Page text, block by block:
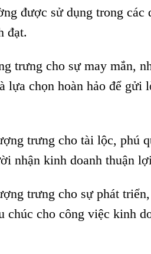
được sử dụng trong
đạt.
trưng cho sự may mắn,
lựa chọn hoàn hảo để gửi
trưng cho tài lộc, phú
nhận kinh doanh thuận
trưng cho sự phát
chúc cho công việc kinh